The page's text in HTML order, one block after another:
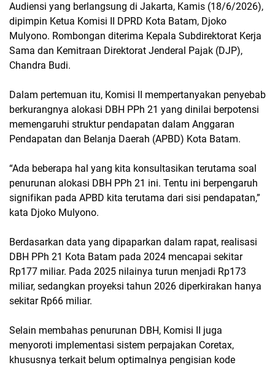
Audiensi yang berlangsung di Jakarta, Kamis (18/6/2026),
dipimpin Ketua Komisi II DPRD Kota Batam, Djoko
Mulyono. Rombongan diterima Kepala Subdirektorat Kerja
Sama dan Kemitraan Direktorat Jenderal Pajak (DJP),
Chandra Budi.
Dalam pertemuan itu, Komisi II mempertanyakan penyebab
berkurangnya alokasi DBH PPh 21 yang dinilai berpotensi
memengaruhi struktur pendapatan dalam Anggaran
Pendapatan dan Belanja Daerah (APBD) Kota Batam.
“Ada beberapa hal yang kita konsultasikan terutama soal
penurunan alokasi DBH PPh 21 ini. Tentu ini berpengaruh
signifikan pada APBD kita terutama dari sisi pendapatan,”
kata Djoko Mulyono.
Berdasarkan data yang dipaparkan dalam rapat, realisasi
DBH PPh 21 Kota Batam pada 2024 mencapai sekitar
Rp177 miliar. Pada 2025 nilainya turun menjadi Rp173
miliar, sedangkan proyeksi tahun 2026 diperkirakan hanya
sekitar Rp66 miliar.
Selain membahas penurunan DBH, Komisi II juga
menyoroti implementasi sistem perpajakan Coretax,
khususnya terkait belum optimalnya pengisian kode